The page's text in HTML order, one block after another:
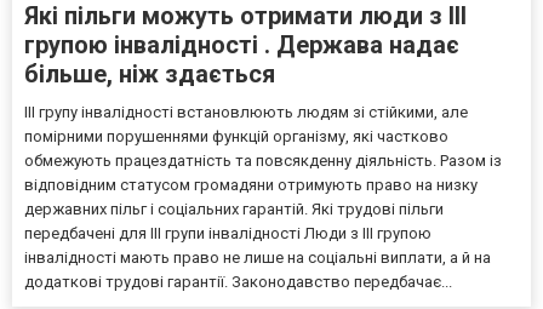
Які пільги можуть отримати люди з III
групою інвалідності . Держава надає
більше, ніж здається
III групу інвалідності встановлюють людям зі стійкими, але
помірними порушеннями функцій організму, які частково
обмежують працездатність та повсякденну діяльність. Разом із
відповідним статусом громадяни отримують право на низку
державних пільг і соціальних гарантій. Які трудові пільги
передбачені для III групи інвалідності Люди з III групою
інвалідності мають право не лише на соціальні виплати, а й на
додаткові трудові гарантії. Законодавство передбачає...